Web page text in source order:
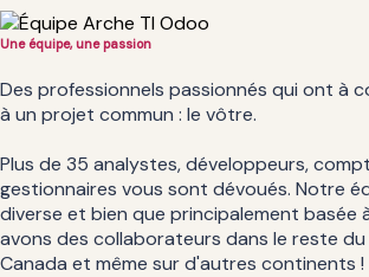
Une équipe, une passion
Des professionnels passionnés qui ont à
à un projet commun : le vôtre.
Plus de 35 analystes, développeurs,
gestionnaires vous sont dévoués. Notre
diverse et bien que principalement basée
avons des collaborateurs dans le reste du
Canada et même sur d'autres continents !